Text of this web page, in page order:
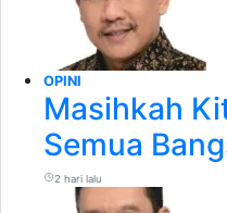
OPINI
Masihkah
Semua
2 hari lalu